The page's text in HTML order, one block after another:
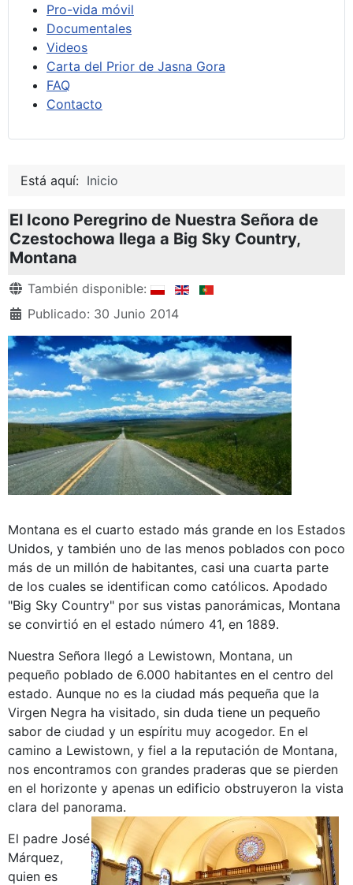
Pro-vida móvil
Documentales
Videos
Carta del Prior de Jasna Gora
FAQ
Contacto
Está aquí: Inicio
El Icono Peregrino de Nuestra Señora de
Czestochowa llega a Big Sky Country,
Montana
Detalles
También disponible:
Publicado: 30 Junio 2014
Montana es el cuarto estado más grande en los Estados
Unidos, y también uno de las menos poblados con poco
más de un millón de habitantes, casi una cuarta parte
de los cuales se identifican como católicos. Apodado
"Big Sky Country" por sus vistas panorámicas, Montana
se convirtió en el estado número 41, en 1889.
Nuestra Señora llegó a Lewistown, Montana, un
pequeño poblado de 6.000 habitantes en el centro del
estado. Aunque no es la ciudad más pequeña que la
Virgen Negra ha visitado, sin duda tiene un pequeño
sabor de ciudad y un espíritu muy acogedor. En el
camino a Lewistown, y fiel a la reputación de Montana,
nos encontramos con grandes praderas que se pierden
en el horizonte y apenas un edificio obstruyeron la vista
clara del panorama.
El padre José
Márquez,
quien es